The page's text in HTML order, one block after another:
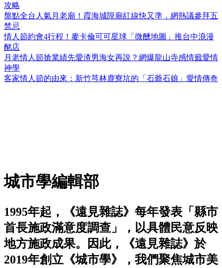
攻略
盤點全台人氣月老廟！霞海城隍廟紅線快又準，網熱議參拜五
禁忌
情人節約會4行程！麥卡倫可可星球「微醺地圖」推台中浪漫
酩店
月老情人節搶業績先愛渣男海女再說？網爆龍山寺感情籤愛情
神學
客家情人節的由來：新竹芎林鹿寮坑的「石爺石娘」愛情傳奇
城市學編輯部
1995年起，《遠見雜誌》每年發表「縣市
首長施政滿意度調查」，以具體民意反映
地方施政成果。因此，《遠見雜誌》於
2019年創立《城市學》，我們聚焦城市美